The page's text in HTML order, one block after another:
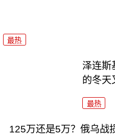
最热
泽连斯
的冬天
最热
125万还是5万？俄乌战